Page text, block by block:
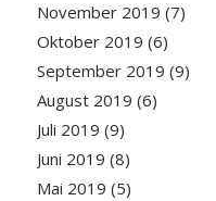
November 2019 (7)
Oktober 2019 (6)
September 2019 (9)
August 2019 (6)
Juli 2019 (9)
Juni 2019 (8)
Mai 2019 (5)